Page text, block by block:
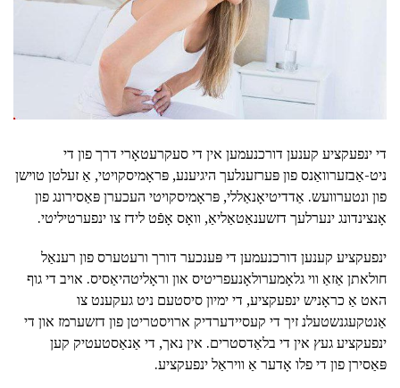
די ינפעקציע קענען דורכנעמען אין די סעקרעטאָרי דרך פון די
ניט-אַבזערוואַנס פון פּערזענלעך היגיענע, פּראָמיסקויטי, אַ זעלטן טוישן
פון ונטערוועש. אַדדיטיאָנאַללי, פּראָמיסקויטי העכערן פּאַסירונג פון
אָנצינדונג ינערלעך דזשענאַטאַליאַ, וואָס אָפֿט לידז צו ינפערטיליטי.
ינפעקציע קענען דורכנעמען די פּענכער דורך ורעטערס פון רענאַל
חולאתן אַזאַ ווי גלאָמערולאָנעפריטיס און וראָליטהיאַסיס. אויב די גוף
האט אַ כראָניש ינפעקציע, די ימיון סיסטעם ניט געקענט צו
אַנטקעגנשטעלנ זיך די קעסיידערדיק ארויסטריטן פון דזשערמז און די
ינפעקציע געץ אין די בלאַדסטרים. אין נאך, די אַנאַסטעטיק קען
פּאַסירן פון די פלו אָדער אַ וויראַל ינפעקציע.